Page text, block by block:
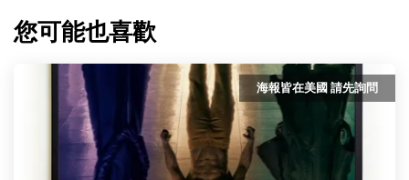
您可能也喜歡
海報皆在美國 請先詢問